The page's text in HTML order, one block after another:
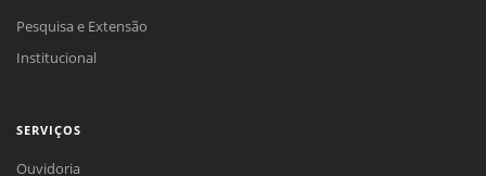
Pesquisa e Extensão
Institucional
SERVIÇOS
Ouvidoria